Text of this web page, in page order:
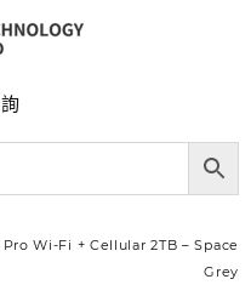
Wi‑Fi + Cellular 2TB – Space
Grey